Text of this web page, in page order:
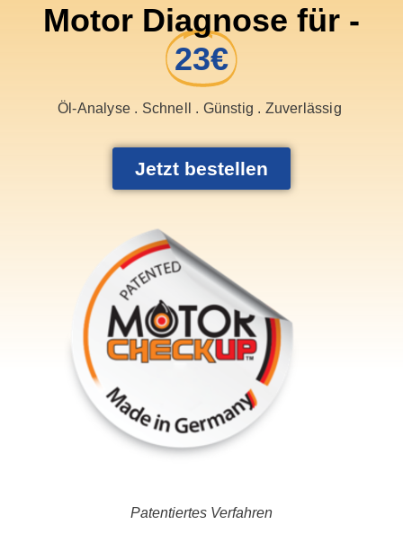
Motor Diagnose für -
23€
Öl-Analyse . Schnell . Günstig . Zuverlässig
Jetzt bestellen
Patentiertes Verfahren